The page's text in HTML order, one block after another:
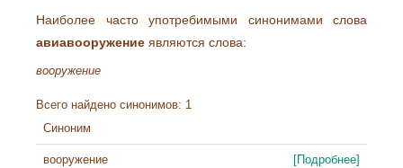
Наиболее часто употребимыми синонимами слова
авиавооружение являются слова:
вооружение
Всего найдено синонимов: 1
Синоним
вооружение [Подробнее]